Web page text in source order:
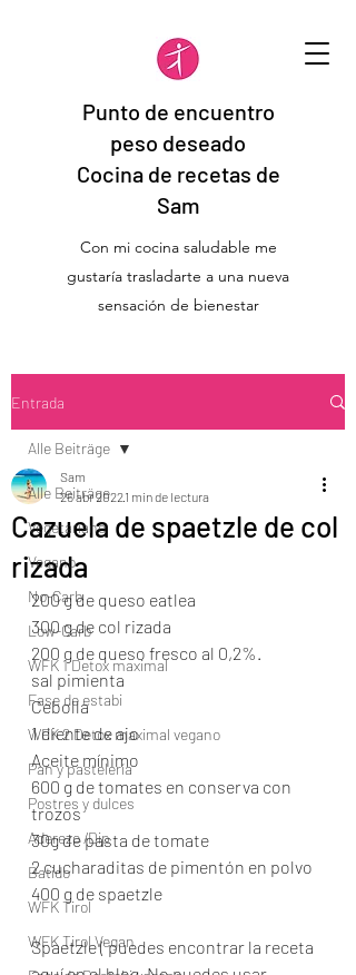
Punto de encuentro
peso deseado
Cocina de recetas de
Sam
Con mi cocina saludable me
gustaría trasladarte a una nueva
sensación de bienestar
Entrada
Alle Beiträge
Vegetariano
Vegano
No-Carb
Low-Carb
WFK 1 Detox maximal
Fase de estabi
WFK 2 Detox maximal vegano
Pan y pastelería
Postres y dulces
Aderezo /Dip
Batido
WFK Tirol
WFK Tirol Vegan
Alle Beiträge
Cazuela de spaetzle de col
rizada
Sam
26 abr 20221 min de lectura
200 g de queso eatlea
300 g de col rizada
200 g de queso fresco al 0,2%.
sal pimienta
Cebolla
1 diente de ajo
Aceite mínimo
600 g de tomates en conserva con
trozos
30g de pasta de tomate
2 cucharaditas de pimentón en polvo
400 g de spaetzle
Spaetzle ( puedes encontrar la receta